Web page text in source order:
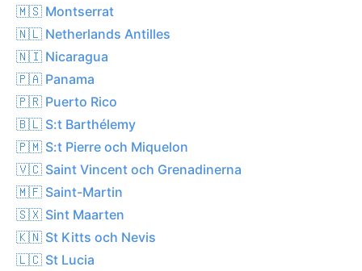
🇲🇸 Montserrat
🇳🇱 Netherlands Antilles
🇳🇮 Nicaragua
🇵🇦 Panama
🇵🇷 Puerto Rico
🇧🇱 S:t Barthélemy
🇵🇲 S:t Pierre och Miquelon
🇻🇨 Saint Vincent och Grenadinerna
🇲🇫 Saint-Martin
🇸🇽 Sint Maarten
🇰🇳 St Kitts och Nevis
🇱🇨 St Lucia